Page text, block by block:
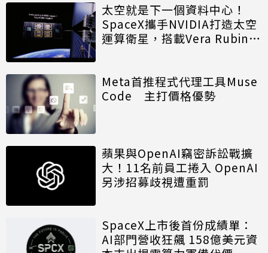
太空就是下一個資料中心！
SpaceX攜手NVIDIA打造太空
運算衛星，搭載Vera Rubin運
Meta首推程式代理工具Muse
Code 主打價格優勢
蘋果與OpenAI竊密訴訟戰擴
大！11名前員工捲入 OpenAI
另涉招募歧視遭重罰
SpaceX上市後首份成績單：
AI部門營收狂飆 158億美元資